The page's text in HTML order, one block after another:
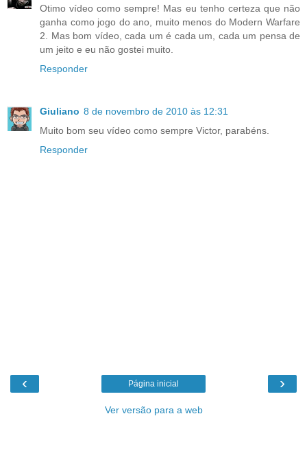
Otimo vídeo como sempre! Mas eu tenho certeza que não
ganha como jogo do ano, muito menos do Modern Warfare
2. Mas bom vídeo, cada um é cada um, cada um pensa de
um jeito e eu não gostei muito.
Responder
Giuliano 8 de novembro de 2010 às 12:31
Muito bom seu vídeo como sempre Victor, parabéns.
Responder
‹ ›
Página inicial
Ver versão para a web